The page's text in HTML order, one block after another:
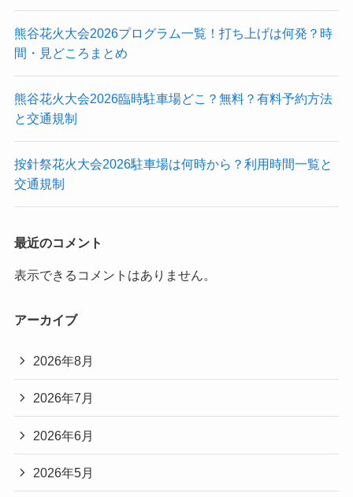
熊谷花火大会2026プログラム一覧！打ち上げは何発？時
間・見どころまとめ
熊谷花火大会2026臨時駐車場どこ？無料？有料予約方法
と交通規制
按針祭花火大会2026駐車場は何時から？利用時間一覧と
交通規制
最近のコメント
表示できるコメントはありません。
アーカイブ
2026年8月
2026年7月
2026年6月
2026年5月